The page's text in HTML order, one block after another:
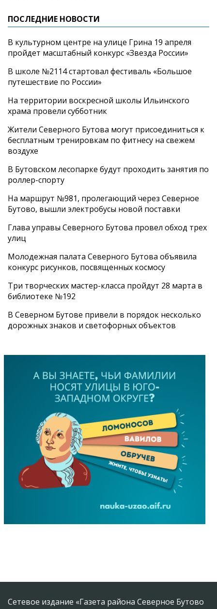
ПОСЛЕДНИЕ НОВОСТИ
В культурном центре на улице Грина 19 апреля
пройдет масштабный конкурс «Звезда России»
В школе №2114 стартовал фестиваль «Большое
путешествие по России»
На территории воскресной школы Ильинского
храма провели субботник
Жители Северного Бутова могут присоединиться к
бесплатным тренировкам по фитнесу на свежем
воздухе
В Бутовском лесопарке будут проходить занятия по
роллер-спорту
На маршрут №981, пролегающий через Северное
Бутово, вышли электробусы новой поставки
Глава управы Северного Бутова провел обход трех
улиц
Молодежная палата Северного Бутова объявила
конкурс рисунков, посвященных космосу
Три творческих мастер-класса пройдут 28 марта в
библиотеке №192
В Северном Бутове привели в порядок несколько
дорожных знаков и светофорных объектов
Сетевое издание «Газета района Северное Бутово